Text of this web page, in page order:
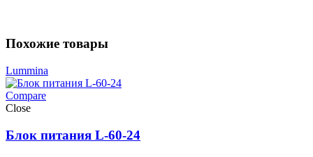
Похожие товары
Lummina
Compare
Close
Блок питания L-60-24